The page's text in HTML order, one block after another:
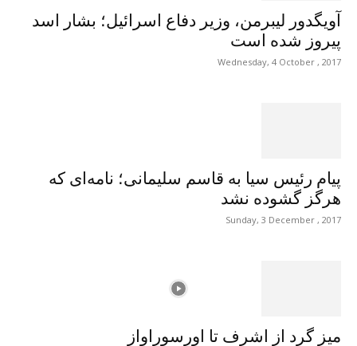
آویگدور لیبرمن، وزیر دفاع اسرائیل؛ بشار اسد
پیروز شده است
Wednesday, 4 October , 2017
پیام رئیس سیا به قاسم سلیمانی؛ نامه‌ای که
هرگز گشوده نشد
Sunday, 3 December , 2017
میز گرد از اشرف تا اورسوراواز